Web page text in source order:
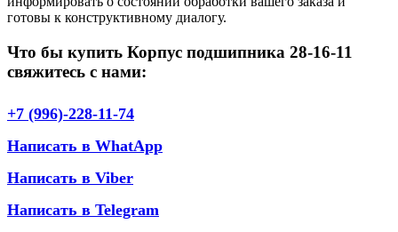
готовы к конструктивному диалогу.
Что бы купить Корпус подшипника 28-16-11
свяжитесь с нами:
+7 (996)-228-11-74
Написать в WhatApp
Написать в Viber
Написать в Telegram